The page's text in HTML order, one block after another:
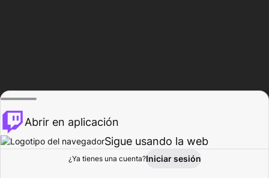
Explorar Actividad
Abrir en aplicación
Sigue usando la web
¿Ya tienes una cuenta?Iniciar sesión